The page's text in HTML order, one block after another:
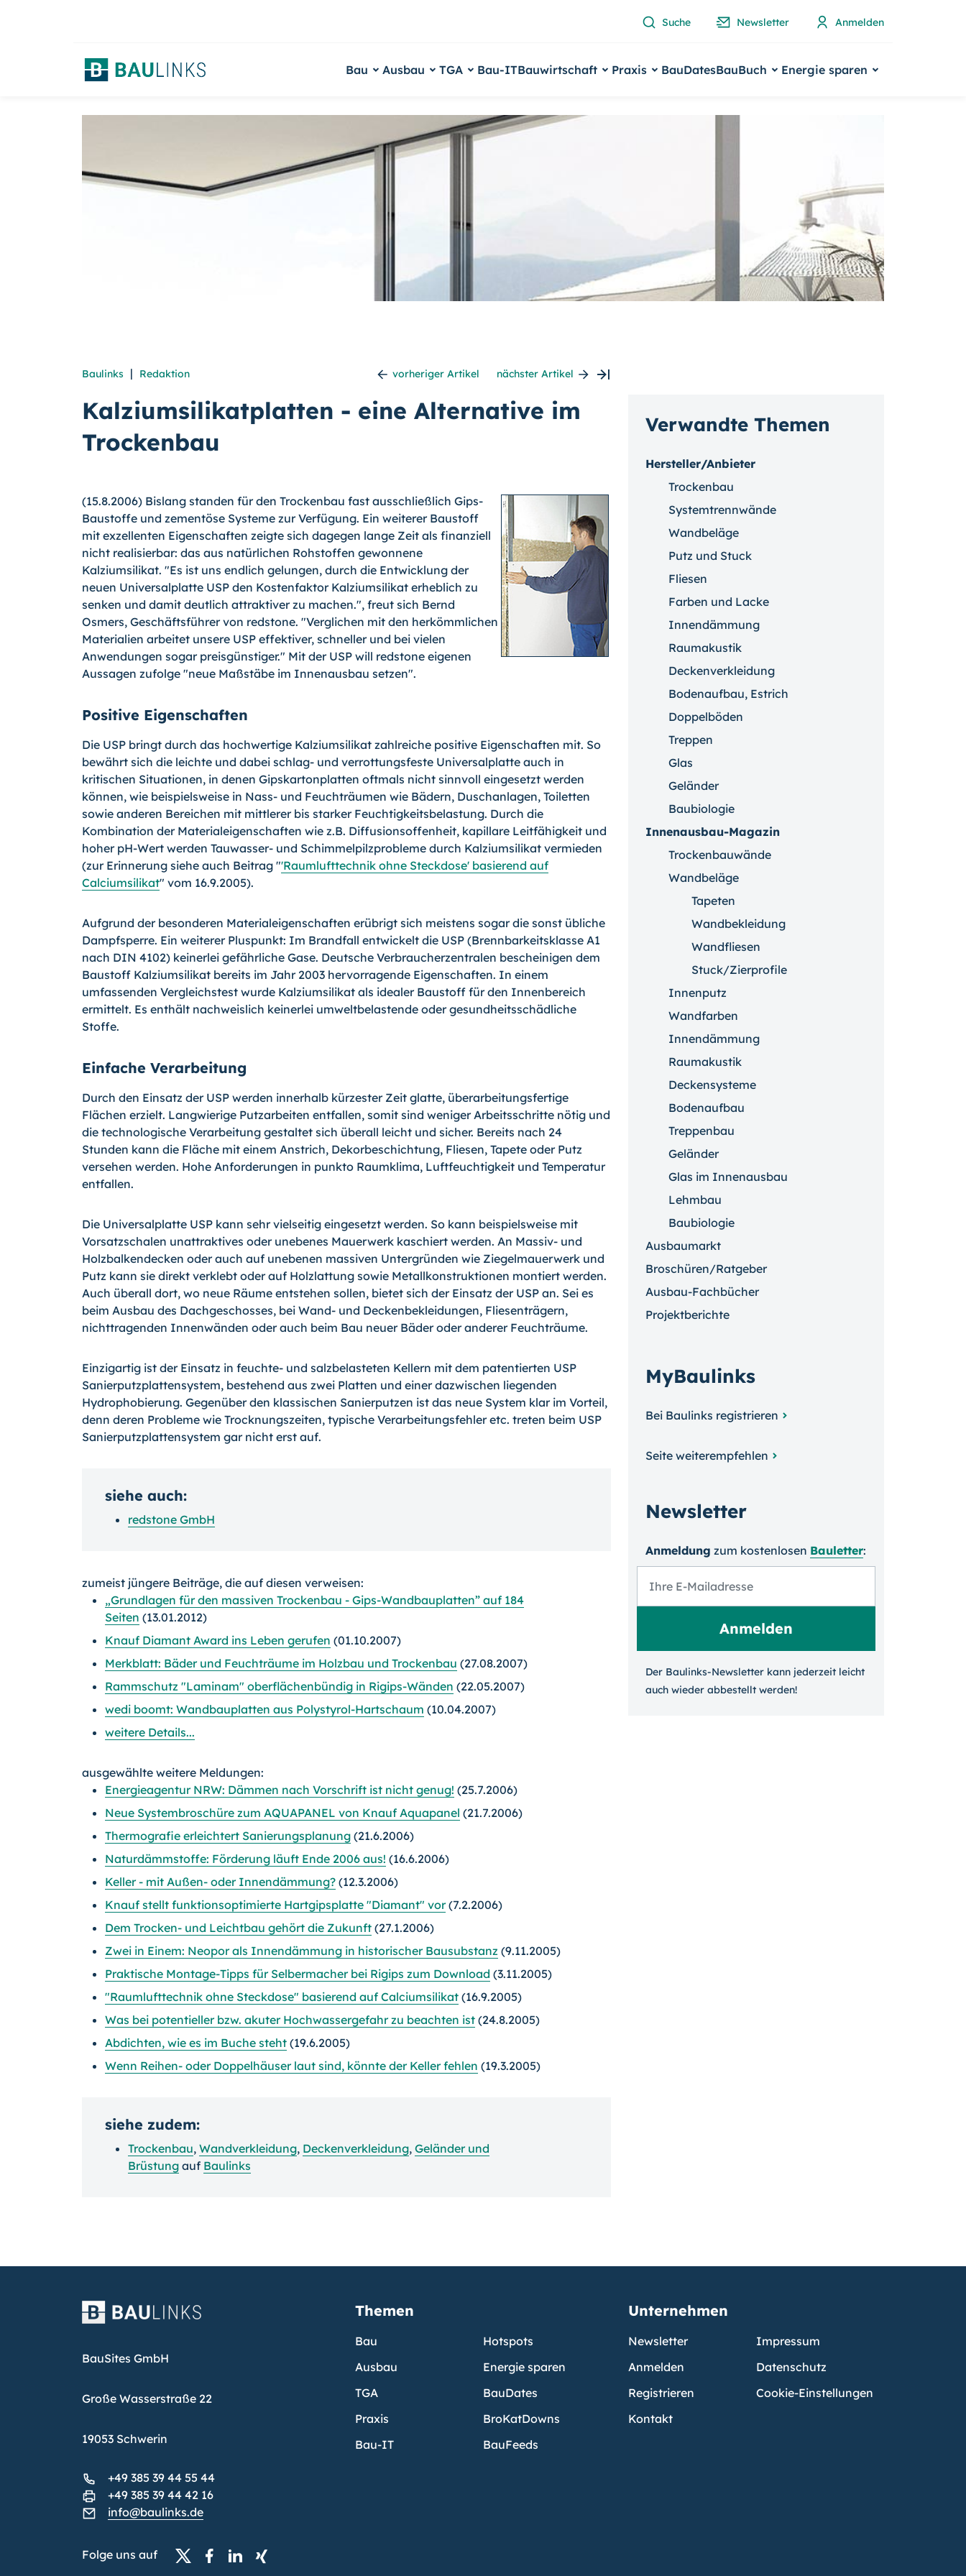
Suche Newsletter Anmelden
Bau Ausbau TGA Bau-ITBauwirtschaft Praxis BauDatesBauBuch Energie sparen
Baulinks | Redaktion vorheriger Artikel nächster Artikel
Kalziumsilikatplatten - eine Alternative im
Trockenbau
(15.8.2006) Bislang standen für den Trockenbau fast ausschließlich Gips-
Baustoffe und zementöse Systeme zur Verfügung. Ein weiterer Baustoff
mit exzellenten Eigenschaften zeigte sich dagegen lange Zeit als finanziell
nicht realisierbar: das aus natürlichen Rohstoffen gewonnene
Kalziumsilikat. "Es ist uns endlich gelungen, durch die Entwicklung der
neuen Universalplatte USP den Kostenfaktor Kalziumsilikat erheblich zu
senken und damit deutlich attraktiver zu machen.", freut sich Bernd
Osmers, Geschäftsführer von redstone. "Verglichen mit den herkömmlichen
Materialien arbeitet unsere USP effektiver, schneller und bei vielen
Anwendungen sogar preisgünstiger." Mit der USP will redstone eigenen
Aussagen zufolge "neue Maßstäbe im Innenausbau setzen".
Positive Eigenschaften
Die USP bringt durch das hochwertige Kalziumsilikat zahlreiche positive Eigenschaften mit. So
bewährt sich die leichte und dabei schlag- und verrottungsfeste Universalplatte auch in
kritischen Situationen, in denen Gipskartonplatten oftmals nicht sinnvoll eingesetzt werden
können, wie beispielsweise in Nass- und Feuchträumen wie Bädern, Duschanlagen, Toiletten
sowie anderen Bereichen mit mittlerer bis starker Feuchtigkeitsbelastung. Durch die
Kombination der Materialeigenschaften wie z.B. Diffusionsoffenheit, kapillare Leitfähigkeit und
hoher pH-Wert werden Tauwasser- und Schimmelpilzprobleme durch Kalziumsilikat vermieden
(zur Erinnerung siehe auch Beitrag "'Raumlufttechnik ohne Steckdose' basierend auf
Calciumsilikat" vom 16.9.2005).
Aufgrund der besonderen Materialeigenschaften erübrigt sich meistens sogar die sonst übliche
Dampfsperre. Ein weiterer Pluspunkt: Im Brandfall entwickelt die USP (Brennbarkeitsklasse A1
nach DIN 4102) keinerlei gefährliche Gase. Deutsche Verbraucherzentralen bescheinigen dem
Baustoff Kalziumsilikat bereits im Jahr 2003 hervorragende Eigenschaften. In einem
umfassenden Vergleichstest wurde Kalziumsilikat als idealer Baustoff für den Innenbereich
ermittelt. Es enthält nachweislich keinerlei umweltbelastende oder gesundheitsschädliche
Stoffe.
Einfache Verarbeitung
Durch den Einsatz der USP werden innerhalb kürzester Zeit glatte, überarbeitungsfertige
Flächen erzielt. Langwierige Putzarbeiten entfallen, somit sind weniger Arbeitsschritte nötig und
die technologische Verarbeitung gestaltet sich überall leicht und sicher. Bereits nach 24
Stunden kann die Fläche mit einem Anstrich, Dekorbeschichtung, Fliesen, Tapete oder Putz
versehen werden. Hohe Anforderungen in punkto Raumklima, Luftfeuchtigkeit und Temperatur
entfallen.
Die Universalplatte USP kann sehr vielseitig eingesetzt werden. So kann beispielsweise mit
Vorsatzschalen unattraktives oder unebenes Mauerwerk kaschiert werden. An Massiv- und
Holzbalkendecken oder auch auf unebenen massiven Untergründen wie Ziegelmauerwerk und
Putz kann sie direkt verklebt oder auf Holzlattung sowie Metallkonstruktionen montiert werden.
Auch überall dort, wo neue Räume entstehen sollen, bietet sich der Einsatz der USP an. Sei es
beim Ausbau des Dachgeschosses, bei Wand- und Deckenbekleidungen, Fliesenträgern,
nichttragenden Innenwänden oder auch beim Bau neuer Bäder oder anderer Feuchträume.
Einzigartig ist der Einsatz in feuchte- und salzbelasteten Kellern mit dem patentierten USP
Sanierputzplattensystem, bestehend aus zwei Platten und einer dazwischen liegenden
Hydrophobierung. Gegenüber den klassischen Sanierputzen ist das neue System klar im Vorteil,
denn deren Probleme wie Trocknungszeiten, typische Verarbeitungsfehler etc. treten beim USP
Sanierputzplattensystem gar nicht erst auf.
siehe auch:
redstone GmbH
zumeist jüngere Beiträge, die auf diesen verweisen:
„Grundlagen für den massiven Trockenbau - Gips-Wandbauplatten” auf 184
Seiten (13.01.2012)
Knauf Diamant Award ins Leben gerufen (01.10.2007)
Merkblatt: Bäder und Feuchträume im Holzbau und Trockenbau (27.08.2007)
Rammschutz "Laminam" oberflächenbündig in Rigips-Wänden (22.05.2007)
wedi boomt: Wandbauplatten aus Polystyrol-Hartschaum (10.04.2007)
weitere Details...
ausgewählte weitere Meldungen:
Energieagentur NRW: Dämmen nach Vorschrift ist nicht genug! (25.7.2006)
Neue Systembroschüre zum AQUAPANEL von Knauf Aquapanel (21.7.2006)
Thermografie erleichtert Sanierungsplanung (21.6.2006)
Naturdämmstoffe: Förderung läuft Ende 2006 aus! (16.6.2006)
Keller - mit Außen- oder Innendämmung? (12.3.2006)
Knauf stellt funktionsoptimierte Hartgipsplatte "Diamant" vor(7.2.2006)
Dem Trocken- und Leichtbau gehört die Zukunft (27.1.2006)
Zwei in Einem: Neopor als Innendämmung in historischer Bausubstanz (9.11.2005)
Praktische Montage-Tipps für Selbermacher bei Rigips zum Download (3.11.2005)
"Raumlufttechnik ohne Steckdose" basierend auf Calciumsilikat (16.9.2005)
Was bei potentieller bzw. akuter Hochwassergefahr zu beachten ist (24.8.2005)
Abdichten, wie es im Buche steht (19.6.2005)
Wenn Reihen- oder Doppelhäuser laut sind, könnte der Keller fehlen (19.3.2005)
siehe zudem:
Trockenbau, Wandverkleidung, Deckenverkleidung, Geländer und
Brüstung auf Baulinks
Verwandte Themen
Hersteller/Anbieter
Trockenbau
Systemtrennwände
Wandbeläge
Putz und Stuck
Fliesen
Farben und Lacke
Innendämmung
Raumakustik
Deckenverkleidung
Bodenaufbau, Estrich
Doppelböden
Treppen
Glas
Geländer
Baubiologie
Innenausbau-Magazin
Trockenbauwände
Wandbeläge
Tapeten
Wandbekleidung
Wandfliesen
Stuck/Zierprofile
Innenputz
Wandfarben
Innendämmung
Raumakustik
Deckensysteme
Bodenaufbau
Treppenbau
Geländer
Glas im Innenausbau
Lehmbau
Baubiologie
Ausbaumarkt
Broschüren/Ratgeber
Ausbau-Fachbücher
Projektberichte
MyBaulinks
Bei Baulinks registrieren
Seite weiterempfehlen
Newsletter
Anmeldung zum kosten­losen Bauletter:
Der Baulinks-Newsletter kann jeder­zeit leicht
auch wieder ab­bestellt werden!
BauSites GmbH
Große Wasserstraße 22
19053 Schwerin
+49 385 39 44 55 44
+49 385 39 44 42 16
info@baulinks.de
Folge uns auf
Themen
Bau
Ausbau
TGA
Praxis
Bau-IT
Hotspots
Energie sparen
BauDates
BroKatDowns
BauFeeds
Unternehmen
Newsletter
Anmelden
Registrieren
Kontakt
Impressum
Datenschutz
Cookie-Einstellungen